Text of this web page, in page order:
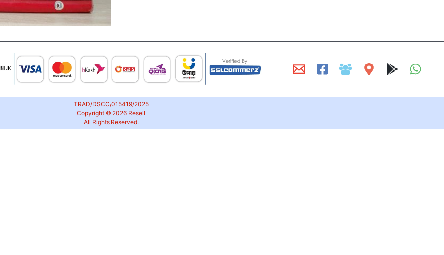
TRAD/DSCC/015419/2025
Copyright © 2026 Resell
All Rights Reserved.